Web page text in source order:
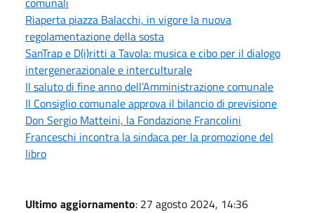
Riaperta piazza Balacchi, in vigore la nuova
regolamentazione della sosta
SanTrap e D(i)ritti a Tavola: musica e cibo per il dialogo
intergenerazionale e interculturale
Il saluto di fine anno dell’Amministrazione comunale
Il Consiglio comunale approva il bilancio di previsione
Don Sergio Matteini, la Fondazione Francolini
Franceschi incontra la sindaca per la promozione del
libro
Ultimo aggiornamento: 27 agosto 2024, 14:36